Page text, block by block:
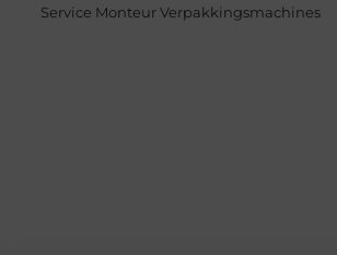
Service Monteur Verpakkingsmachines